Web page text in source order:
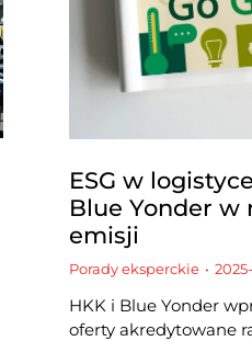
ESG w
Blue Yonder
emisji
Porady eksperckie
HKK i Blue Yonder
oferty akredytowane